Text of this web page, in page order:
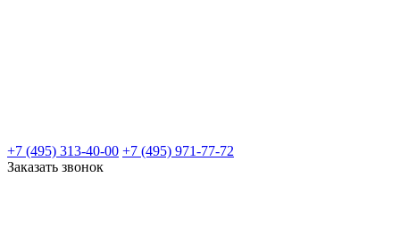
+7 (495) 313-40-00 +7 (495) 971-77-72
Заказать звонок